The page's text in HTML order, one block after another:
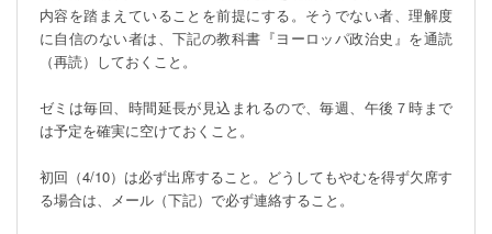
内容を踏まえていることを前提にする。そうでない者、理解度
に自信のない者は、下記の教科書『ヨーロッパ政治史』を通読
（再読）しておくこと。
ゼミは毎回、時間延長が見込まれるので、毎週、午後７時まで
は予定を確実に空けておくこと。
初回（4/10）は必ず出席すること。どうしてもやむを得ず欠席す
る場合は、メール（下記）で必ず連絡すること。